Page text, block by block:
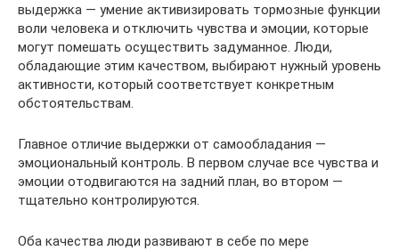
выдержка — умение активизировать тормозные функции
воли человека и отключить чувства и эмоции, которые
могут помешать осуществить задуманное. Люди,
обладающие этим качеством, выбирают нужный уровень
активности, который соответствует конкретным
обстоятельствам.
Главное отличие выдержки от самообладания —
эмоциональный контроль. В первом случае все чувства и
эмоции отодвигаются на задний план, во втором —
тщательно контролируются.
Оба качества люди развивают в себе по мере